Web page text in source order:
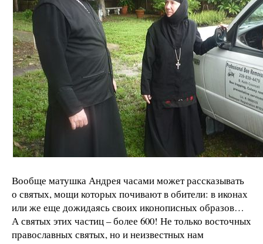
Вообще матушка Андрея часами может рассказывать
о святых, мощи которых почивают в обители: в иконах
или же еще дожидаясь своих иконописных образов…
А святых этих частиц – более 600! Не только восточных
православных святых, но и неизвестных нам